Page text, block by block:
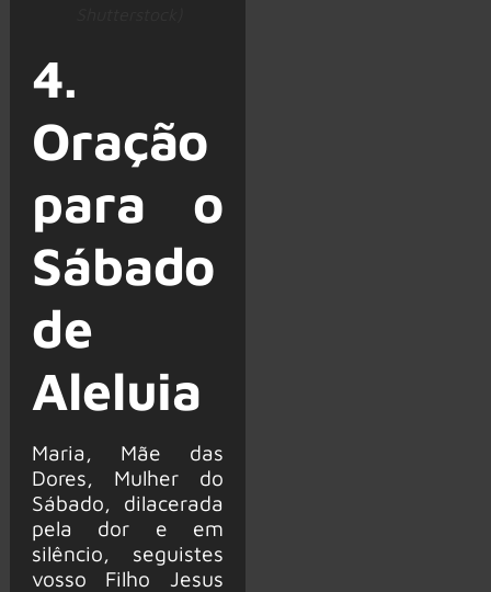
4.
Oração
para o
Sábado
de
Aleluia
Maria, Mãe das
Dores, Mulher do
Sábado, dilacerada
pela dor e em
silêncio, seguistes
vosso Filho Jesus